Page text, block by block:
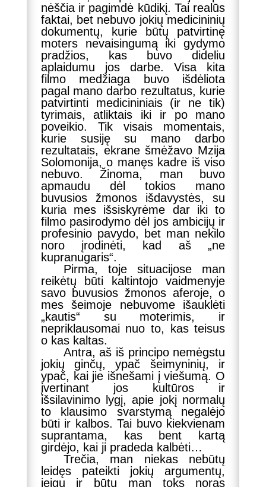
nėščia ir pagimdė kūdikį. Tai realūs
faktai, bet nebuvo jokių medicininių
dokumentų, kurie būtų patvirtinę
moters nevaisingumą iki gydymo
pradžios, kas buvo dideliu
aplaidumu jos darbe. Visa kita
filmo medžiaga buvo išdėliota
pagal mano darbo rezultatus, kurie
patvirtinti medicininiais (ir ne tik)
tyrimais, atliktais iki ir po mano
poveikio. Tik visais momentais,
kurie susiję su mano darbo
rezultatais, ekrane šmėžavo Mzija
Solomonija, o manęs kadre iš viso
nebuvo. Žinoma, man buvo
apmaudu dėl tokios mano
buvusios žmonos išdavystės, su
kuria mes išsiskyrėme dar iki to
filmo pasirodymo dėl jos ambicijų ir
profesinio pavydo, bet man nekilo
noro įrodinėti, kad aš „ne
kupranugaris“.
Pirma, toje situacijose man
reikėtų būti kaltintojo vaidmenyje
savo buvusios žmonos aferoje, o
mes šeimoje nebuvome išauklėti
„kautis“ su moterimis, ir
nepriklausomai nuo to, kas teisus
o kas kaltas.
Antra, aš iš principo nemėgstu
jokių ginčų, ypač šeimyninių, ir
ypač, kai jie išnešami į viešumą. O
įvertinant jos kultūros ir
išsilavinimo lygį, apie jokį normalų
to klausimo svarstymą negalėjo
būti ir kalbos. Tai buvo kiekvienam
suprantama, kas bent kartą
girdėjo, kai ji pradeda kalbėti…
Trečia, man niekas nebūtų
leidęs pateikti jokių argumentų,
jeigu ir būtų man toks noras